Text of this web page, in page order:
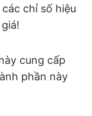
chỉ số hiệu
cung cấp
phần này